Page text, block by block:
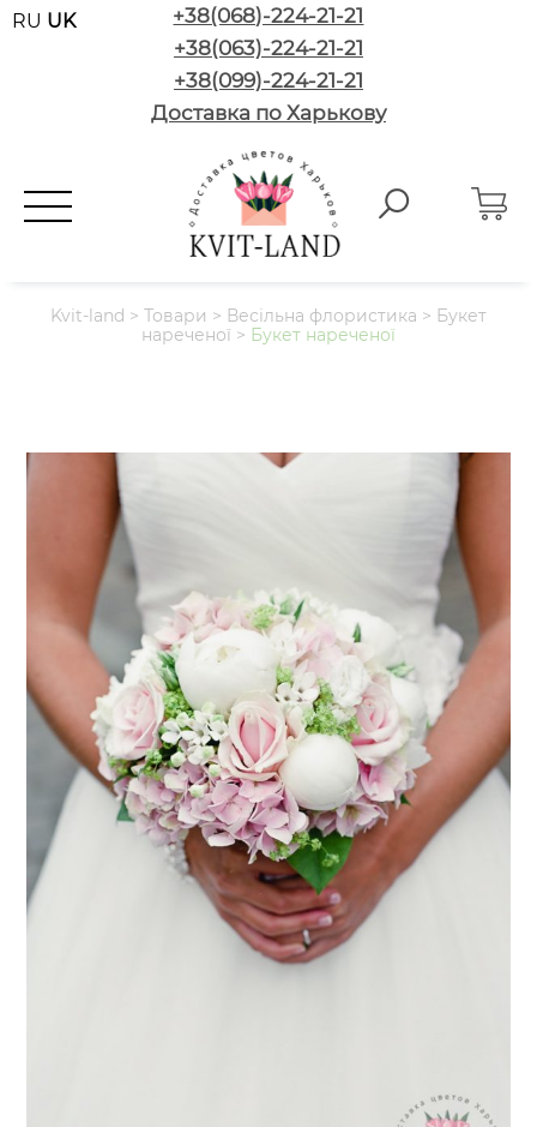
RU UK
+38(068)-224-21-21
+38(063)-224-21-21
+38(099)-224-21-21
Доставка по Харькову
Kvit-land > Товари > Весільна флористика > Букет
нареченої > Букет нареченої